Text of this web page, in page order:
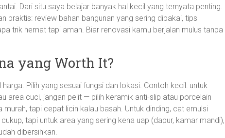
Dari situ saya belajar banyak hal kecil yang ternyata penting.
praktis: review bahan bangunan yang sering dipakai, tips
trik hemat tapi aman. Biar renovasi kamu berjalan mulus tanpa
yang Worth It?
Pilih yang sesuai fungsi dan lokasi. Contoh kecil: untuk
area cuci, jangan pelit — pilih keramik anti-slip atau porcelain
tapi cepat licin kalau basah. Untuk dinding, cat emulsi
tapi untuk area yang sering kena uap (dapur, kamar mandi),
dibersihkan.